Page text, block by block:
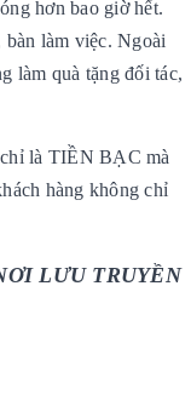
hơn bao giờ hết.
làm việc. Ngoài
làm quà tặng đối tác,
là TIỀN BẠC mà
hàng không chỉ
LƯU TRUYỀN